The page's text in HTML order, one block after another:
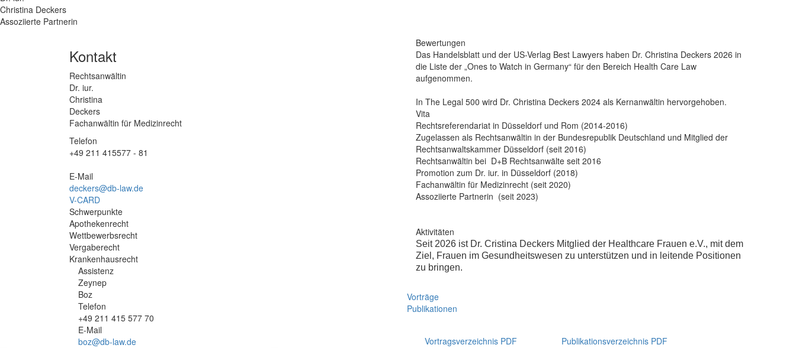
Christina Deckers
Assoziierte Partnerin
Kontakt
Rechtsanwältin
Dr. iur.
Christina
Deckers
Fachanwältin für Medizinrecht
Telefon
+49 211 415577 - 81
E-Mail
deckers@db-law.de
V-CARD
Schwerpunkte
Apothekenrecht
Wettbewerbsrecht
Vergaberecht
Krankenhausrecht
Assistenz
Mitarbeiterfoto
Zeynep
Boz
Telefon
+49 211 415 577 70
E-Mail
boz@db-law.de
Bewertungen
Das Handelsblatt und der US-Verlag Best Lawyers haben Dr. Christina Deckers 2026 in
die Liste der „Ones to Watch in Germany“ für den Bereich Health Care Law
aufgenommen.
In The Legal 500 wird Dr. Christina Deckers 2024 als Kernanwältin hervorgehoben.
Vita
Rechtsreferendariat in Düsseldorf und Rom (2014-2016)
Zugelassen als Rechtsanwältin in der Bundesrepublik Deutschland und Mitglied der
Rechtsanwaltskammer Düsseldorf (seit 2016)
Rechtsanwältin bei D+B Rechtsanwälte seit 2016
Promotion zum Dr. iur. in Düsseldorf (2018)
Fachanwältin für Medizinrecht (seit 2020)
Assoziierte Partnerin (seit 2023)
Aktivitäten
Seit 2026 ist Dr. Cristina Deckers Mitglied der Healthcare Frauen e.V., mit dem
Ziel, Frauen im Gesundheitswesen zu unterstützen und in leitende Positionen
zu bringen.
Vorträge
Publikationen
Vortragsverzeichnis PDF Publikationsverzeichnis PDF